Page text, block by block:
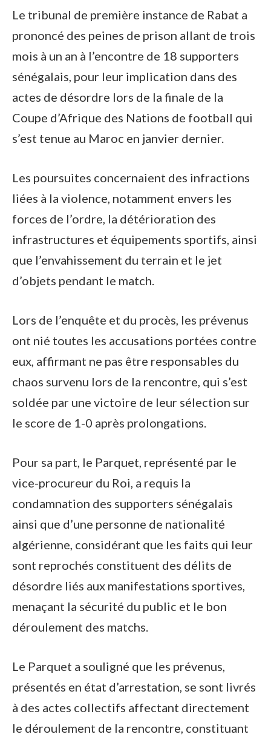
Le tribunal de première instance de Rabat a
prononcé des peines de prison allant de trois
mois à un an à l’encontre de 18 supporters
sénégalais, pour leur implication dans des
actes de désordre lors de la finale de la
Coupe d’Afrique des Nations de football qui
s’est tenue au Maroc en janvier dernier.
Les poursuites concernaient des infractions
liées à la violence, notamment envers les
forces de l’ordre, la détérioration des
infrastructures et équipements sportifs, ainsi
que l’envahissement du terrain et le jet
d’objets pendant le match.
Lors de l’enquête et du procès, les prévenus
ont nié toutes les accusations portées contre
eux, affirmant ne pas être responsables du
chaos survenu lors de la rencontre, qui s’est
soldée par une victoire de leur sélection sur
le score de 1-0 après prolongations.
Pour sa part, le Parquet, représenté par le
vice-procureur du Roi, a requis la
condamnation des supporters sénégalais
ainsi que d’une personne de nationalité
algérienne, considérant que les faits qui leur
sont reprochés constituent des délits de
désordre liés aux manifestations sportives,
menaçant la sécurité du public et le bon
déroulement des matchs.
Le Parquet a souligné que les prévenus,
présentés en état d’arrestation, se sont livrés
à des actes collectifs affectant directement
le déroulement de la rencontre, constituant